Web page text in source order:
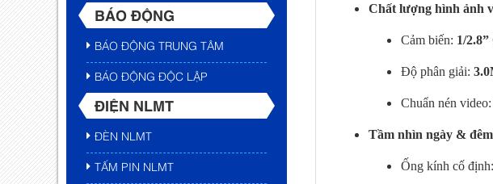
Chất lượng hình ảnh
Cảm biến: 1/
Độ phân giải:
Chuẩn nén video:
Tầm nhìn ngày & đêm
Ống kính cố định:
BÁO ĐỘNG
BÁO ĐỘNG TRUNG TÂM
BÁO ĐỘNG ĐỘC LẬP
ĐIỆN NLMT
ĐÈN NLMT
TẤM PIN NLMT